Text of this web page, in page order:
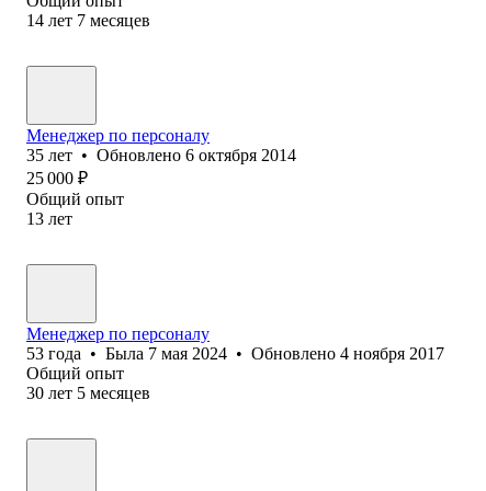
14 лет 7 месяцев
Менеджер по персоналу
35 лет • Обновлено 6 октября 2014
25 000 ₽
Общий опыт
13 лет
Менеджер по персоналу
53 года • Была 7 мая 2024 • Обновлено 4 ноября 2017
Общий опыт
30 лет 5 месяцев